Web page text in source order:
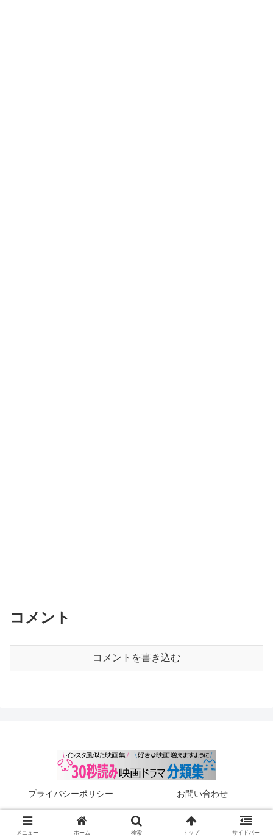
コメント
コメントを書き込む
プライバシーポリシー お問い合わせ
© 2025-2026 30秒読み映画ドラマ分類集.
メニュー ホーム 検索 トップ サイドバー